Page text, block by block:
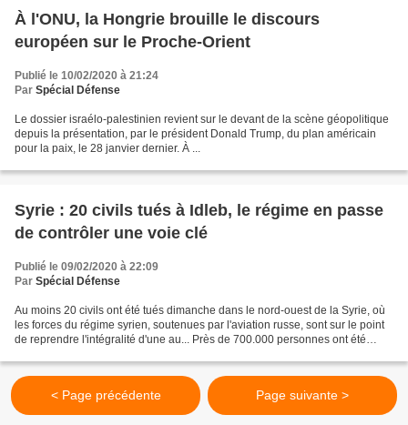
À l'ONU, la Hongrie brouille le discours
européen sur le Proche-Orient
Publié le 10/02/2020 à 21:24
Par Spécial Défense
Le dossier israélo-palestinien revient sur le devant de la scène géopolitique
depuis la présentation, par le président Donald Trump, du plan américain
pour la paix, le 28 janvier dernier. À ...
Syrie : 20 civils tués à Idleb, le régime en passe
de contrôler une voie clé
Publié le 09/02/2020 à 22:09
Par Spécial Défense
Au moins 20 civils ont été tués dimanche dans le nord-ouest de la Syrie, où
les forces du régime syrien, soutenues par l'aviation russe, sont sur le point
de reprendre l'intégralité d'une au... Près de 700.000 personnes ont été
< Page précédente Page suivante >